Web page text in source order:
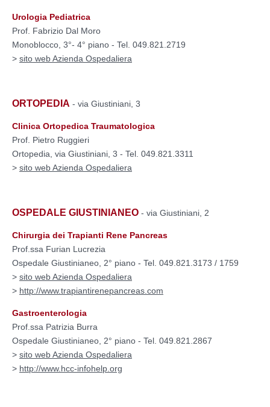
Urologia Pediatrica
Prof. Fabrizio Dal Moro
Monoblocco, 3°- 4° piano - Tel. 049.821.2719
> sito web Azienda Ospedaliera
ORTOPEDIA - via Giustiniani, 3
Clinica Ortopedica Traumatologica
Prof. Pietro Ruggieri
Ortopedia, via Giustiniani, 3 - Tel. 049.821.3311
> sito web Azienda Ospedaliera
OSPEDALE GIUSTINIANEO - via Giustiniani, 2
Chirurgia dei Trapianti Rene Pancreas
Prof.ssa Furian Lucrezia
Ospedale Giustinianeo, 2° piano - Tel. 049.821.3173 / 1759
> sito web Azienda Ospedaliera
> http://www.trapiantirenepancreas.com
Gastroenterologia
Prof.ssa Patrizia Burra
Ospedale Giustinianeo, 2° piano - Tel. 049.821.2867
> sito web Azienda Ospedaliera
> http://www.hcc-infohelp.org